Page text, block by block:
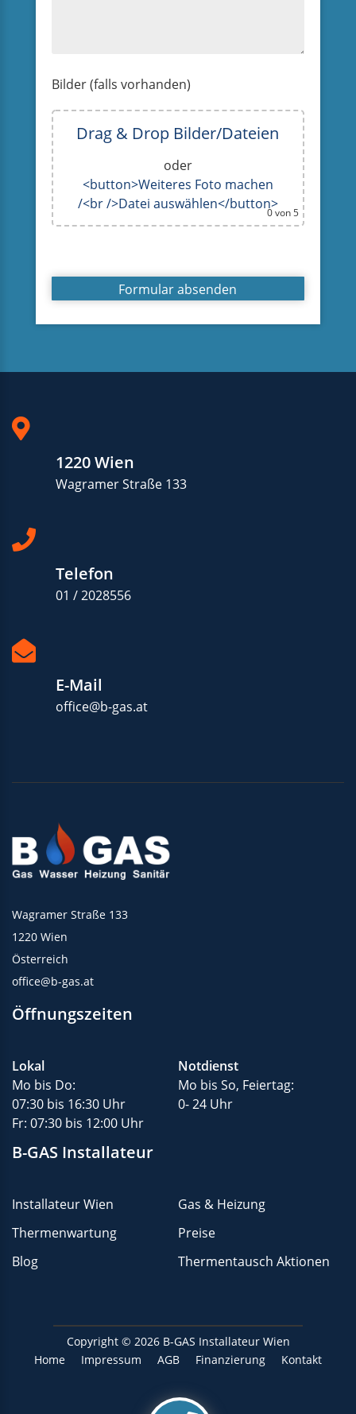
Bilder (falls vorhanden)
Drag & Drop Bilder/Dateien
oder
<button>Weiteres Foto machen
/<br />Datei auswählen</button>
0von 5
1220 Wien
Wagramer Straße 133
Telefon
01 / 2028556
E-Mail
office@b-gas.at
Wagramer Straße 133
1220 Wien
Österreich
office@b-gas.at
Öffnungszeiten
Lokal
Mo bis Do:
07:30 bis 16:30 Uhr
Fr: 07:30 bis 12:00 Uhr
Notdienst
Mo bis So, Feiertag:
0- 24 Uhr
B-GAS Installateur
Installateur Wien
Gas & Heizung
Thermenwartung
Preise
Blog
Thermentausch Aktionen
Copyright © 2026 B-GAS Installateur Wien
Home
Impressum AGB Finanzierung Kontakt